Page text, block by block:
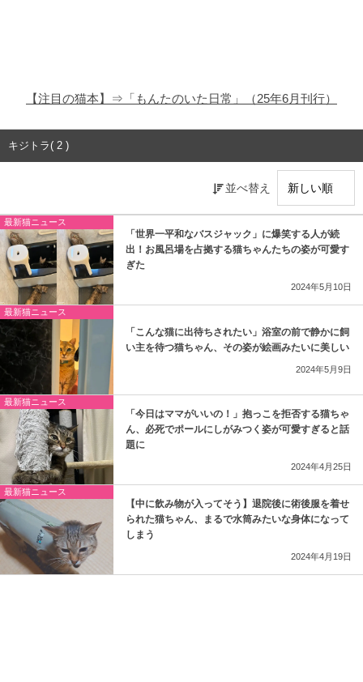
【注目の猫本】⇒「もんたのいた日常」（25年6月刊行）
キジトラ( 2 )
並べ替え
最新猫ニュース
「世界一平和なバスジャック」に爆笑する人が続
出！お風呂場を占拠する猫ちゃんたちの姿が可愛す
ぎた
2024年5月10日
最新猫ニュース
「こんな猫に出待ちされたい」浴室の前で静かに飼
い主を待つ猫ちゃん、その姿が絵画みたいに美しい
2024年5月9日
最新猫ニュース
「今日はママがいいの！」抱っこを拒否する猫ちゃ
ん、必死でポールにしがみつく姿が可愛すぎると話
題に
2024年4月25日
最新猫ニュース
【中に飲み物が入ってそう】退院後に術後服を着せ
られた猫ちゃん、まるで水筒みたいな身体になって
しまう
2024年4月19日
猫のフリー写真素材